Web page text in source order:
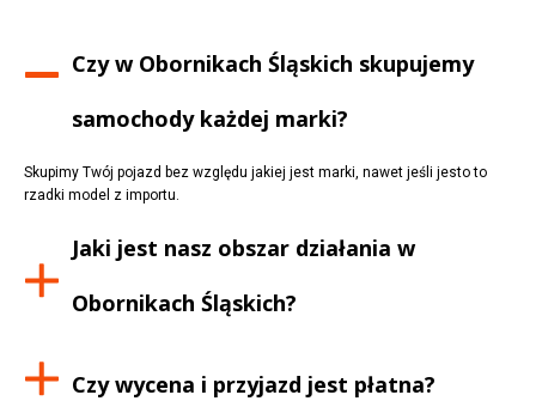
Czy w Obornikach Śląskich skupujemy
samochody każdej marki?
Skupimy Twój pojazd bez względu jakiej jest marki, nawet jeśli jesto to
rzadki model z importu.
Jaki jest nasz obszar działania w
Obornikach Śląskich?
Czy wycena i przyjazd jest płatna?